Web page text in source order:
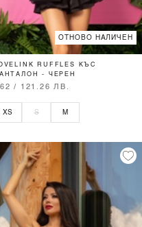
ОТНОВО НАЛИЧЕН
RUFFLES КЪС
- ЧЕРЕН
/ 121.26 ЛВ.
XS S M